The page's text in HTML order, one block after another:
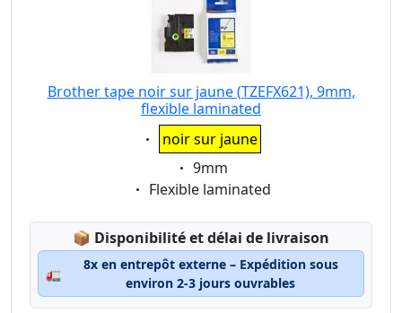
Brother tape noir sur jaune (TZEFX621), 9mm,
flexible laminated
Eigenschaft:
noir sur jaune
Eigenschaft:
9mm
Eigenschaft:
Flexible laminated
📦 Lagerstatus:
Disponibilité et délai de livraison
🚛
8x en entrepôt externe – Expédition sous
environ 2-3 jours ouvrables